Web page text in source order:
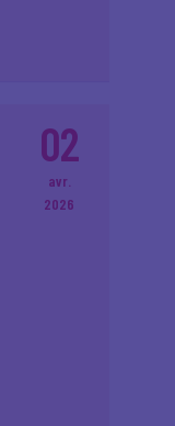
02
avr.
2026